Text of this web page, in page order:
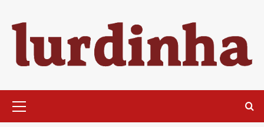
content
Menu